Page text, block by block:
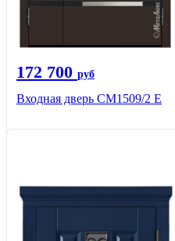
172 700 руб
Входная дверь CМ1509/2 Е